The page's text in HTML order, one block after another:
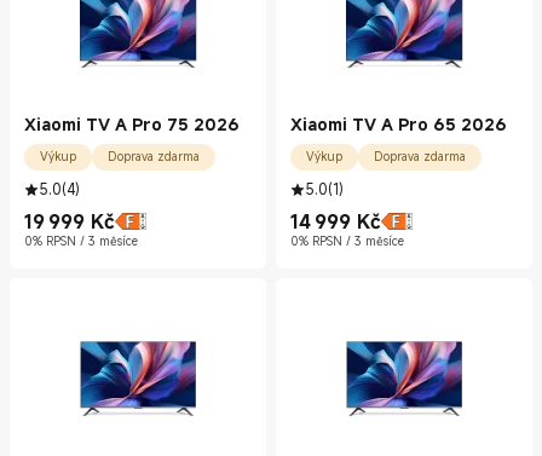
Xiaomi TV A Pro 75 2026
Výkup Doprava zdarma
5.0(4)
19 999 Kč
Current Price Kč19999.00
0% RPSN / 3 měsíce
Xiaomi TV A Pro 65 2026
Výkup Doprava zdarma
5.0(1)
14 999 Kč
Current Price Kč14999.00
0% RPSN / 3 měsíce